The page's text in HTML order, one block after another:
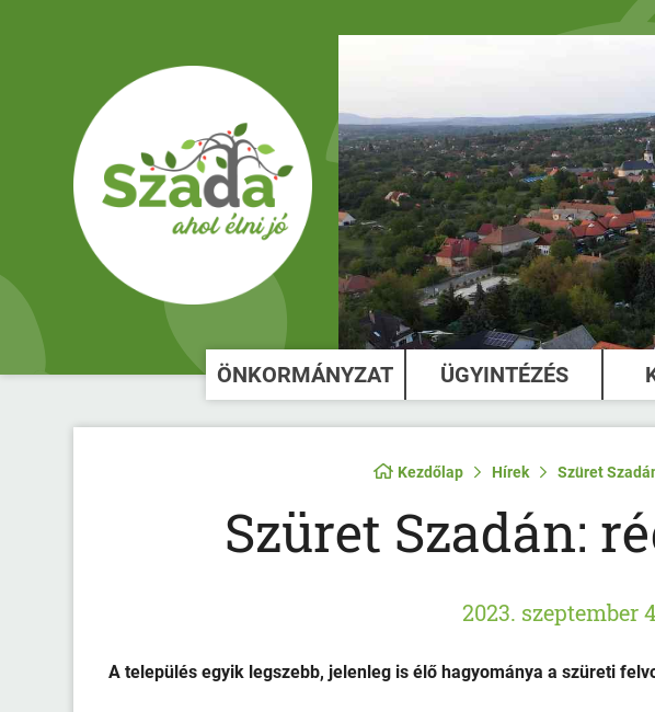
ÖNKORMÁNYZAT ÜGYINTÉZÉS
Kezdőlap Hírek Szüret
Szüret Szadán:
2023. szeptember
A település egyik legszebb, jelenleg is élő hagyománya a szüreti